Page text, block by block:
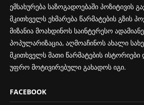
ემსახურება საზოგადოებაში პოზიტივის
მკითხველს ეხმარება წარმატების გზის
მიზანია მოახდინოს საინტერესო
პოპულარიზაცია, აღმოაჩინოს ახალი
მკითხველს მათი წარმატების
უფრო მოტივირებული გახადოს იგი.
FACEBOOK